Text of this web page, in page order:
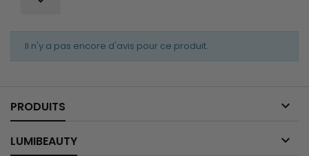
Il n'y a pas encore d'avis pour ce produit.
PRODUITS 
LUMIBEAUTY 